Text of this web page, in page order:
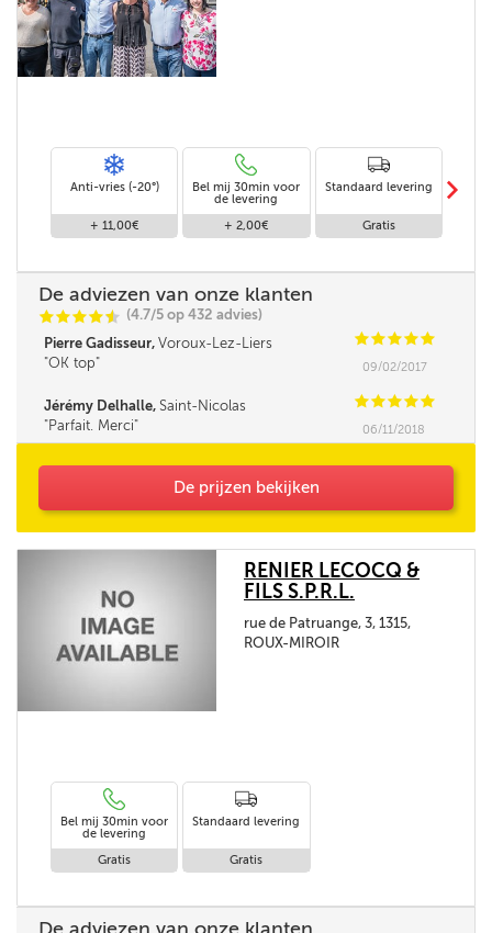
Anti-vries (-20°)
+ 11,00€
Bel mij 30min voor
de levering
+ 2,00€
Standaard levering
Gratis
m
De adviezen van onze klanten
CCCCi
@ (4.7/5 op 432 advies)
Pierre Gadisseur, Voroux-Lez-Liers CCCCC
OK top
09/02/2017
Jérémy Delhalle, Saint-Nicolas CCCCC
Parfait. Merci
06/11/2018
De prijzen bekijken
RENIER LECOCQ &
FILS S.P.R.L.
rue de Patruange, 3, 1315,
ROUX-MIROIR
Bel mij 30min voor
de levering
Gratis
Standaard levering
Gratis